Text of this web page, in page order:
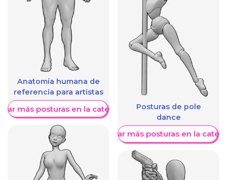
Anatomía humana de
referencia para artistas
más posturas en la categoría
Posturas de pole
dance
Mostrar más posturas en la